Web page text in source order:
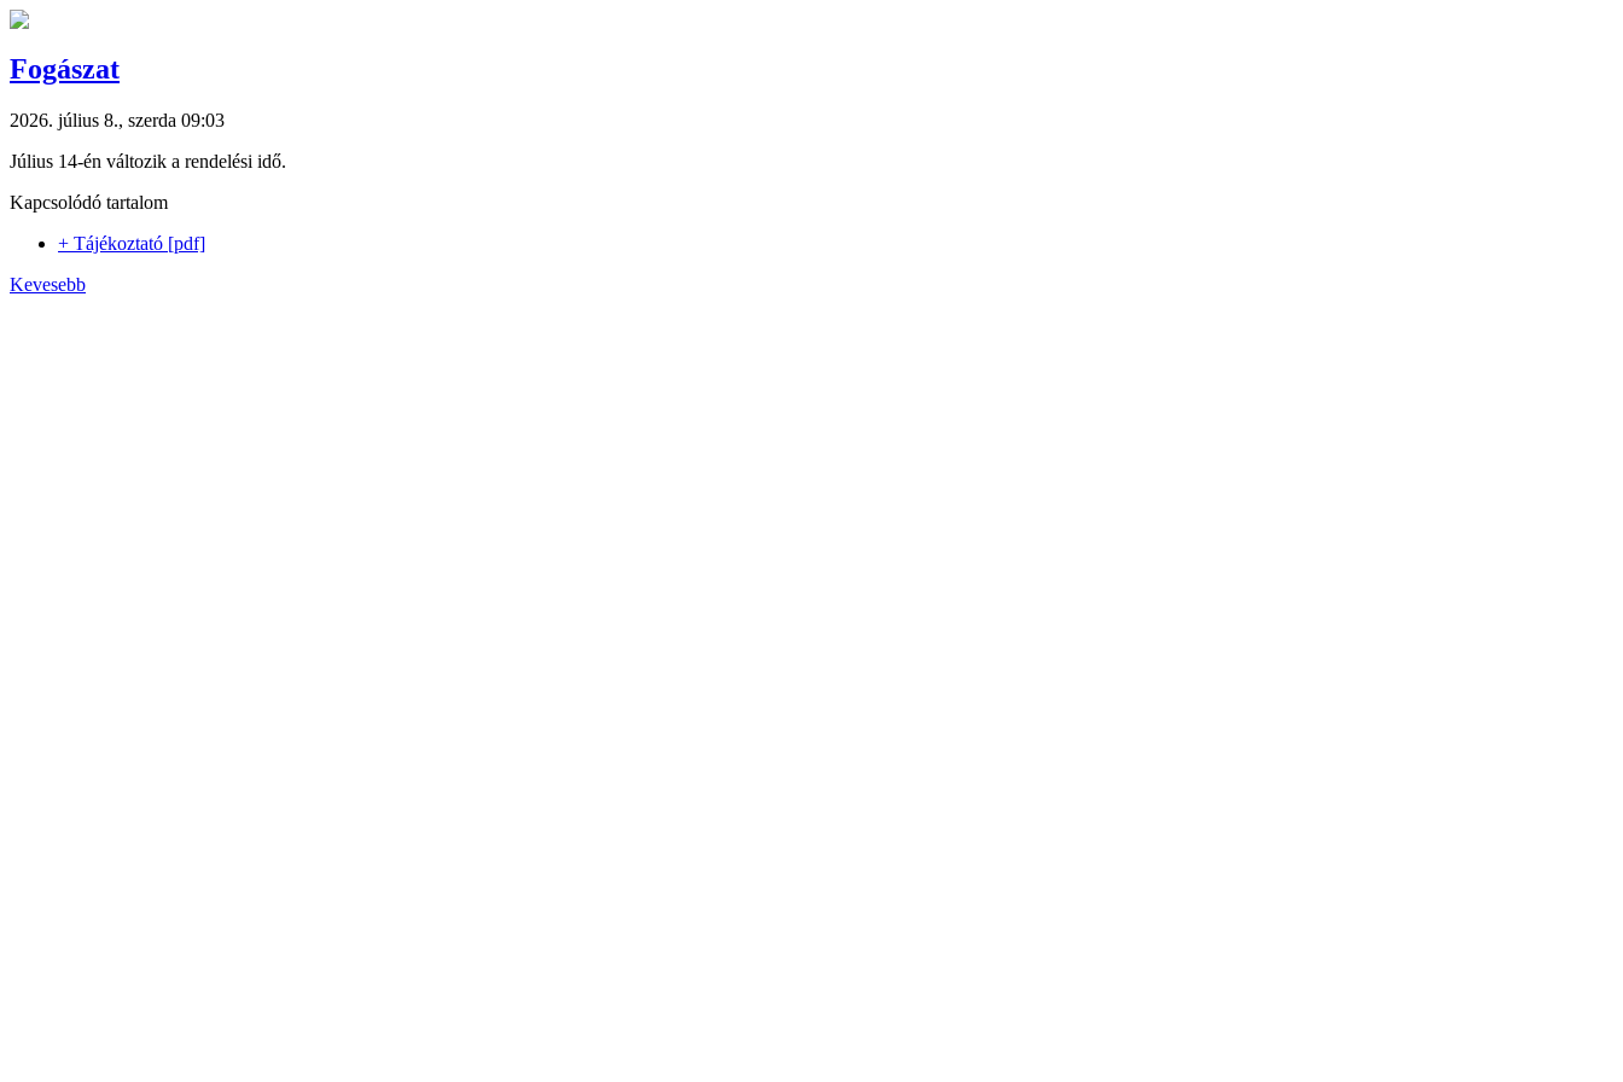
Fogászat
2026. július 8., szerda 09:03
Július 14-én változik a rendelési idő.
Kapcsolódó tartalom
+ Tájékoztató [pdf]
Kevesebb